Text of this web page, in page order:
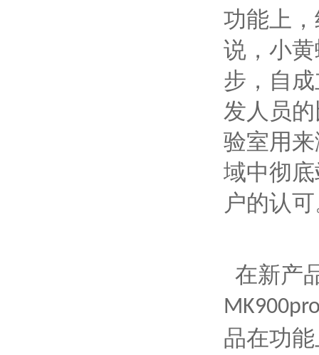
功能上
说，小
步，自
发人员
验室用
域中彻
户的认
在新产
品在功